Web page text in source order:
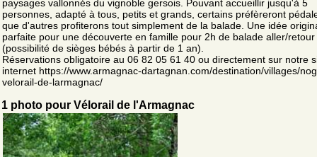
paysages vallonnés du vignoble gersois. Pouvant accueillir jusqu'à 5
personnes, adapté à tous, petits et grands, certains préfèreront
que d'autres profiterons tout simplement de la balade. Une idée
parfaite pour une découverte en famille pour 2h de balade aller/retour
(possibilité de sièges bébés à partir de 1 an).
Réservations obligatoire au 06 82 05 61 40 ou directement sur notre
internet https://www.armagnac-dartagnan.com/destination/villages/
velorail-de-larmagnac/
1 photo pour Vélorail de l'Armagnac